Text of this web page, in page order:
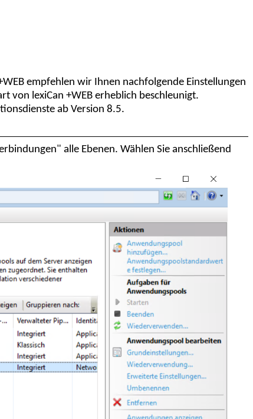
empfehlen wir Ihnen nachfolgende Einstellungen
von lexiCan +WEB erheblich beschleunigt.
ab Version 8.5.
alle Ebenen. Wählen Sie anschließend